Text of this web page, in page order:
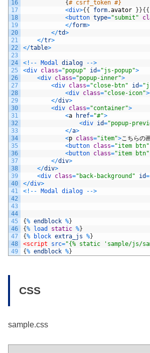
16
17
18
19
20
21
22
23
24
25
26
27
28
29
30
31
32
33
34
35
36
37
38
39
40
41
42
43
44
45
46
47
48
49
{# csrf_token #}
<div>{{ form.avator }}{{
<button type="submit"
</form>
</td>
</tr>
</table>
< ! -- Modal dialog -->
<div class="popup" id="js-popup">
<div class="popup-inner">
<div class="close-btn" id=
<div class="close-icon">
</div>
<div class="container">
<a href="#">
<div id="popup-
</a>
<p class="item"> こちらの
<button class="item btn"
<button class="item btn"
</div>
</div>
<div class="back-background" id=
</div>
< ! -- Modal dialog -->
{% endblock %}
{% load static %}
{% block extra_js %}
<script src="{% static 'sample/js/
{% endblock %}
CSS
sample.css